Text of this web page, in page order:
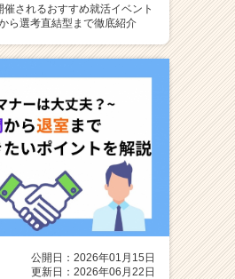
催されるおすすめ就活イベント
ら選考直結型まで徹底紹介
公開日：2026年01月15日
更新日：2026年06月22日